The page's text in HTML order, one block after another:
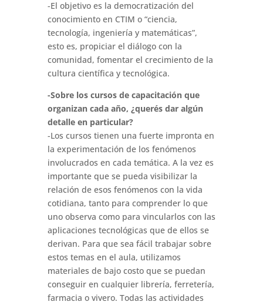
-El objetivo es la democratización del
conocimiento en CTIM o “ciencia,
tecnología, ingeniería y matemáticas”,
esto es, propiciar el diálogo con la
comunidad, fomentar el crecimiento de la
cultura científica y tecnológica.
-Sobre los cursos de capacitación que
organizan cada año, ¿querés dar algún
detalle en particular?
-Los cursos tienen una fuerte impronta en
la experimentación de los fenómenos
involucrados en cada temática. A la vez es
importante que se pueda visibilizar la
relación de esos fenómenos con la vida
cotidiana, tanto para comprender lo que
uno observa como para vincularlos con las
aplicaciones tecnológicas que de ellos se
derivan. Para que sea fácil trabajar sobre
estos temas en el aula, utilizamos
materiales de bajo costo que se puedan
conseguir en cualquier librería, ferretería,
farmacia o vivero. Todas las actividades